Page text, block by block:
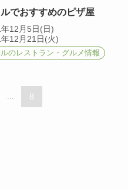
でおすすめのピザ屋
12月5日(日)
12月21日(火)
のレストラン・グルメ情報
... 8